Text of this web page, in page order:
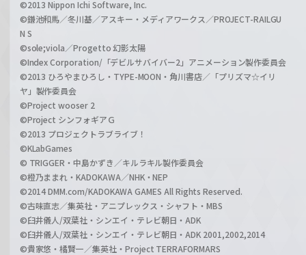
©2013 Nippon Ichi Software, Inc.
©鎌池和馬／冬川基／アスキー・メディアワークス／PROJECT-RAILGU
N S
©sole;viola／Progetto 幻影太陽
©Index Corporation/「デビルサバイバー2」アニメーション製作委員会
©2013 ひろやまひろし・TYPE-MOON・角川書店／「プリズマ☆イリ
ヤ」製作委員会
©Project wooser 2
©Project シンフォギアＧ
©2013 プロジェクトラブライブ！
©KLabGames
© TRIGGER・中島かずき／キルラキル製作委員会
©橙乃ままれ・KADOKAWA／NHK・NEP
©2014 DMM.com/KADOKAWA GAMES All Rights Reserved.
©古味直志／集英社・アニプレックス・シャフト・MBS
©臼井儀人/双葉社・シンエイ・テレビ朝日・ADK
©臼井儀人/双葉社・シンエイ・テレビ朝日・ADK 2001,2002,2014
©貴家悠・橘賢一／集英社・Project TERRAFORMARS